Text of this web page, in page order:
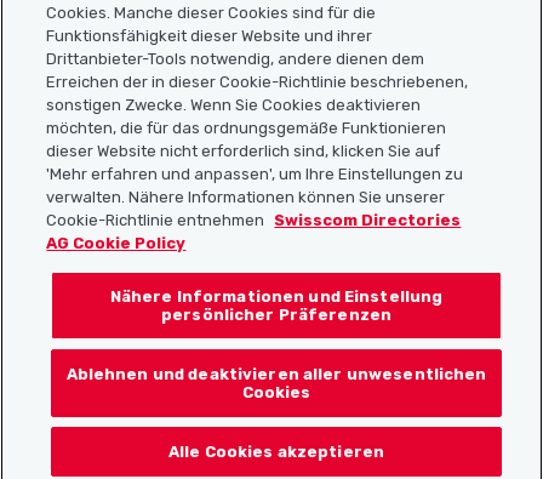
Sitemap
Nützliche Links
Localcities App herunterladen
Folgt uns auf:
Cookies. Manche dieser Cookies sind für die
Funktionsfähigkeit dieser Website und ihrer
Drittanbieter-Tools notwendig, andere dienen dem
Erreichen der in dieser Cookie-Richtlinie beschriebenen,
sonstigen Zwecke. Wenn Sie Cookies deaktivieren
möchten, die für das ordnungsgemäße Funktionieren
dieser Website nicht erforderlich sind, klicken Sie auf
'Mehr erfahren und anpassen', um Ihre Einstellungen zu
verwalten. Nähere Informationen können Sie unserer
Cookie-Richtlinie entnehmen
Swisscom Directories
AG Cookie Policy
Nähere Informationen und Einstellung
persönlicher Präferenzen
Ablehnen und deaktivieren aller unwesentlichen
Cookies
Alle Cookies akzeptieren